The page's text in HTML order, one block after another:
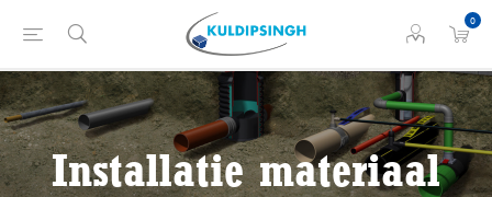
0
Installatie materiaal